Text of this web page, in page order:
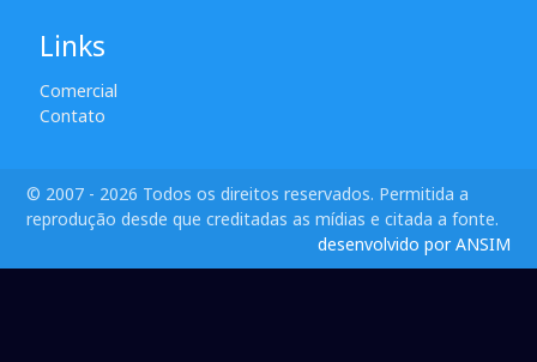
Links
Comercial
Contato
© 2007 - 2026 Todos os direitos reservados. Permitida a
reprodução desde que creditadas as mídias e citada a fonte.
desenvolvido por ANSIM